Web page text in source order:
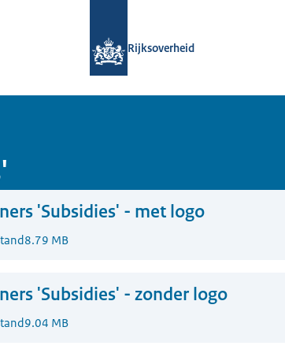
Rijksoverheid
'Subsidies' - met logo
8.79 MB
'Subsidies' - zonder logo
9.04 MB